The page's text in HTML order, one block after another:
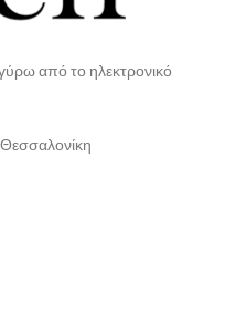
από το ηλεκτρονικό